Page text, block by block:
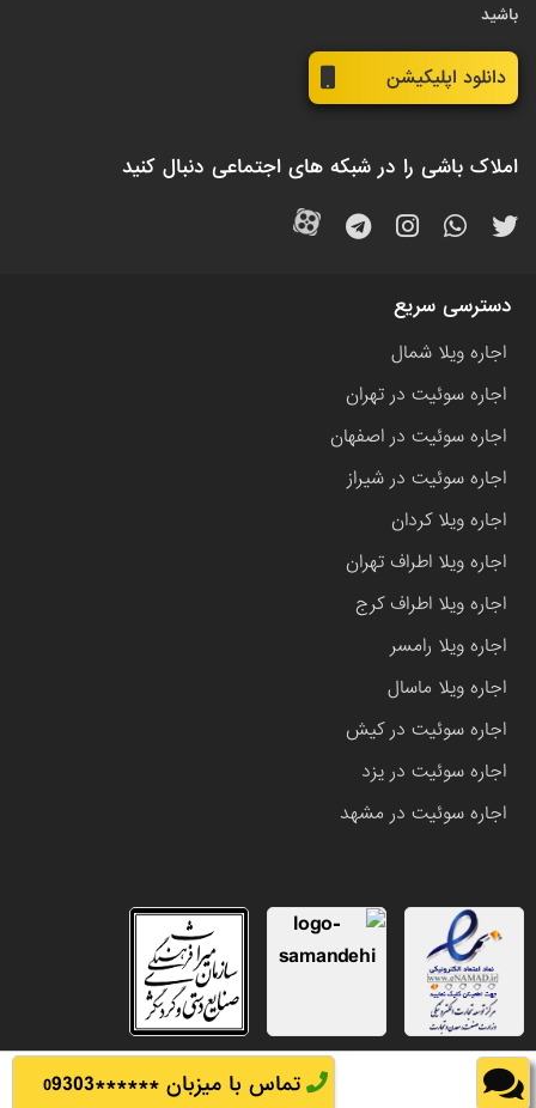
تماس با میزبان ****** 09303
باشید
دانلود اپلیکیشن
املاک باشی را در شبکه های اجتماعی دنبال کنید
دسترسی سریع
اجاره ویلا شمال
اجاره سوئیت در تهران
اجاره سوئیت در اصفهان
اجاره سوئیت در شیراز
اجاره ویلا کردان
اجاره ویلا اطراف تهران
اجاره ویلا اطراف کرج
اجاره ویلا رامسر
اجاره ویلا ماسال
اجاره سوئیت در کیش
اجاره سوئیت در یزد
اجاره سوئیت در مشهد
تمامی حقوق این وب سایت متعلق به املاک باشی می باشد.